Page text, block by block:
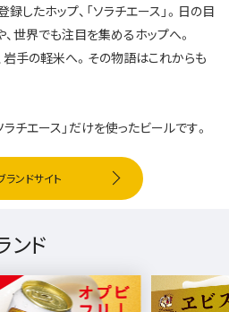
したホップ、「ソラチエース」。日の目
世界でも注目を集めるホップへ。
手の軽米へ。その物語はこれからも
チエース」だけを使ったビールです。
ランドサイト
ンド